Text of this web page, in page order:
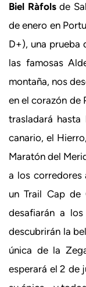
Biel Ràfolsde
de enero en
D+), una prueba
las famosas
montaña, nos
en el corazón de
trasladará
canario, el
Maratón del
a los
un Trail Cap de
desafiarán a
descubrirán la
única de la
esperará el 2 de